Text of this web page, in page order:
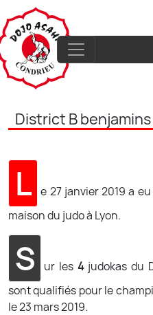
District B
L
e 27 janvier 2019 a
maison du judo à Lyon.
S ur les4 judokas du
sont qualifiés pour le
le 23 mars 2019.